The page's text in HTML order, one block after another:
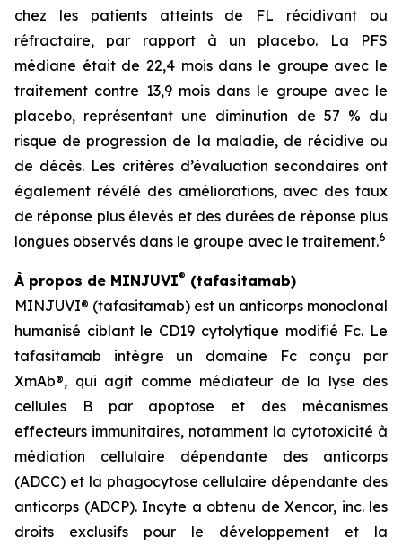
chez les patients atteints de FL récidivant ou
réfractaire, par rapport à un placebo. La PFS
médiane était de 22,4 mois dans le groupe avec le
traitement contre 13,9 mois dans le groupe avec le
placebo, représentant une diminution de 57 % du
risque de progression de la maladie, de récidive ou
de décès. Les critères d’évaluation secondaires ont
également révélé des améliorations, avec des taux
de réponse plus élevés et des durées de réponse plus
longues observés dans le groupe avec le traitement.6
À propos de MINJUVI® (tafasitamab)
MINJUVI® (tafasitamab) est un anticorps monoclonal
humanisé ciblant le CD19 cytolytique modifié Fc. Le
tafasitamab intègre un domaine Fc conçu par
XmAb®, qui agit comme médiateur de la lyse des
cellules B par apoptose et des mécanismes
effecteurs immunitaires, notamment la cytotoxicité à
médiation cellulaire dépendante des anticorps
(ADCC) et la phagocytose cellulaire dépendante des
anticorps (ADCP). Incyte a obtenu de Xencor, inc. les
droits exclusifs pour le développement et la